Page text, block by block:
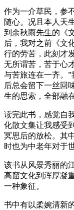
作为一介草民，参
随心。况且本人天
到余秋雨先生的《
后，我对之前《文
行的劳苦，此刻才
无所谓苦，苦于心
与苦旅连在一齐。
后总会留下一丝回
生的思索，全部融
读完此书，感觉自
化散文集让我感受
冥思后的放松。其
时也为中老年对于
该书从风景秀丽的
高窟文化到浑厚凝
一种象征。
书中有以柔婉清新